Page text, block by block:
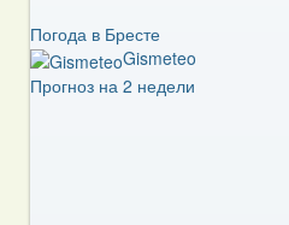
Погода в Бресте
Gismeteo
Прогноз на 2 недели